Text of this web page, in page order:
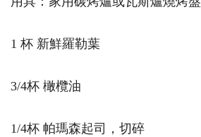
1 杯 新鮮羅勒葉
3/4杯 橄欖油
1/4杯 帕瑪森起司，切碎